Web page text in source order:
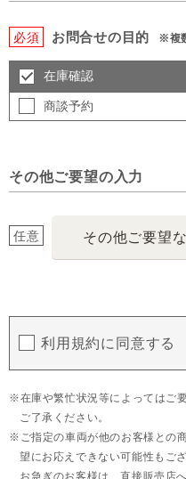
必須 お問合せの目的 ※複
在庫確認
商談予約
その他ご要望の入力
任意 その他ご要望
利用規約に同意する
在庫や繁忙状況等によってはご
ご了承ください。
ご指定の車両が他のお客様との
望にお応えできない可能性もござ
お急ぎのお客様は、直接販売店